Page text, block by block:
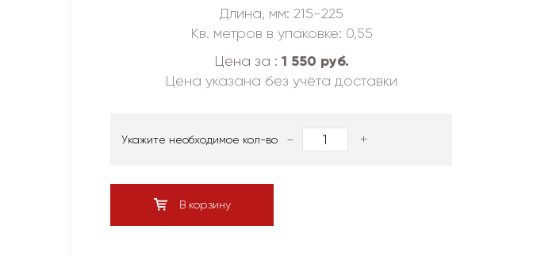
Длина, мм: 215-225
Кв. метров в упаковке: 0,55
Цена за : 1 550 руб.
Цена указана без учёта доставки
Укажите необходимое кол-во - +
В корзину